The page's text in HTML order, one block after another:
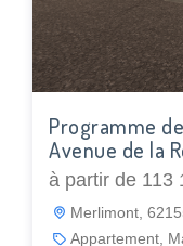
Programme
Avenue de la
à partir de 113
Merlimont,
Appartement,